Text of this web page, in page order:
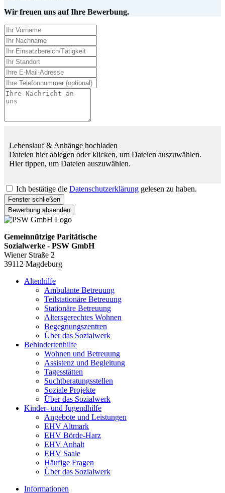
Wir freuen uns auf Ihre Bewerbung.
Lebenslauf & Anhänge hochladen
Dateien hier ablegen oder klicken, um Dateien auszuwählen.
Hier tippen, um Dateien auszuwählen.
Ich bestätige die Datenschutzerklärung gelesen zu haben.
Fenster schließen
Bewerbung absenden
Gemeinnützige Paritätische
Sozialwerke - PSW GmbH
Wiener Straße 2
39112 Magdeburg
Altenhilfe
Ambulante Betreuung
Teilstationäre Betreuung
Stationäre Betreuung
Altersgerechtes Wohnen
Begegnungszentren
Über das Sozialwerk
Behindertenhilfe
Wohnen und Betreuung
Assistenz und Begleitung
Tagesstätten
Suchtberatungsstellen
Soziale Projekte
Über das Sozialwerk
Kinder- und Jugendhilfe
Angebote und Leistungen
EHV Altmark
EHV Börde-Harz
EHV Anhalt
EHV Saale
Häufige Fragen
Über das Sozialwerk
Informationen